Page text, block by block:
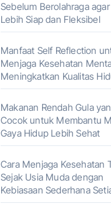
Sebelum Berolahraga
Lebih Siap dan Fleksibel
Manfaat Self Reflection
Menjaga Kesehatan
Meningkatkan Kualitas
Makanan Rendah Gula
Cocok untuk Membantu
Gaya Hidup Lebih Sehat
Cara Menjaga Kesehatan
Sejak Usia Muda dengan
Kebiasaan Sederhana